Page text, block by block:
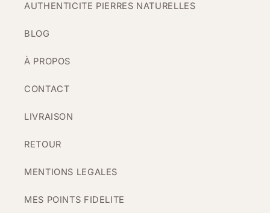
AUTHENTICITE PIERRES NATURELLES
BLOG
À PROPOS
CONTACT
LIVRAISON
RETOUR
MENTIONS LEGALES
MES POINTS FIDELITE